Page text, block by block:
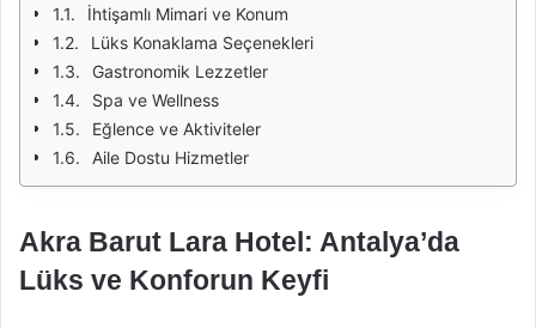
İhtişamlı Mimari ve Konum
Lüks Konaklama Seçenekleri
Gastronomik Lezzetler
Spa ve Wellness
Eğlence ve Aktiviteler
Aile Dostu Hizmetler
Akra Barut Lara Hotel: Antalya’da
Lüks ve Konforun Keyfi